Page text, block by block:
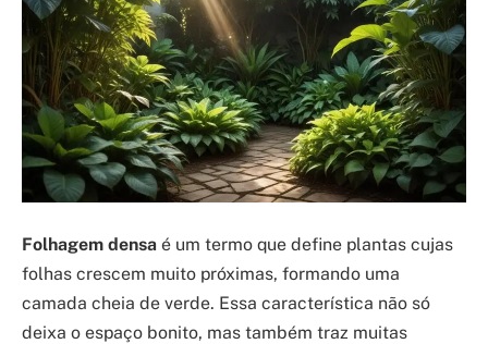
Folhagem densa é um termo que define plantas cujas
folhas crescem muito próximas, formando uma
camada cheia de verde. Essa característica não só
deixa o espaço bonito, mas também traz muitas